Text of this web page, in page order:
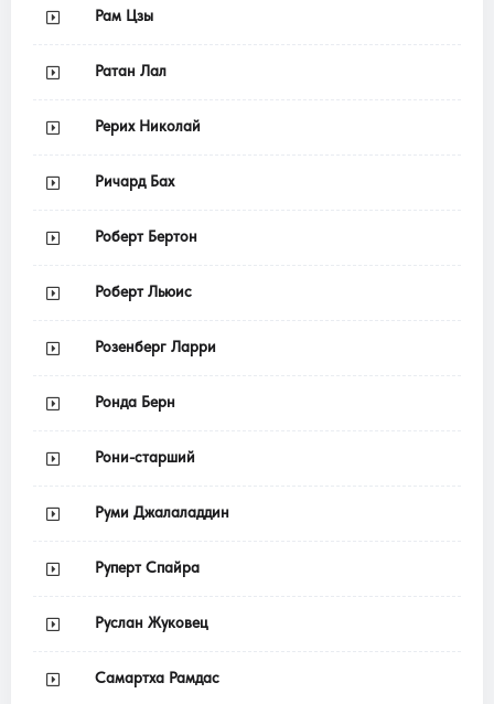
Рам Цзы
Ратан Лал
Рерих Николай
Ричард Бах
Роберт Бертон
Роберт Льюис
Розенберг Ларри
Ронда Берн
Рони-старший
Руми Джалаладдин
Руперт Спайра
Руслан Жуковец
Самартха Рамдас